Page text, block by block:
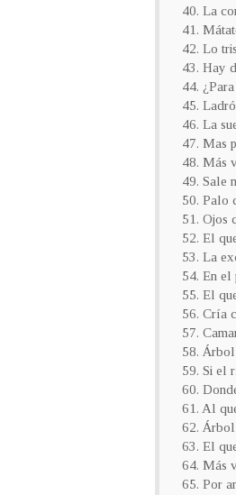
40. La
41.
42. Lo
43. Hay
44.
45.
46. La
47. Mas
48. Más
49. Sale
50. Palo
51. Ojos
52. El
53. La
54. En el
55. El
56. Cría
57.
58. Árbol
59. Si el
60.
61. Al
62. Árbol
63. El
64. Más
65. Por